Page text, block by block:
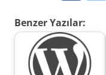
Benzer Yazılar: